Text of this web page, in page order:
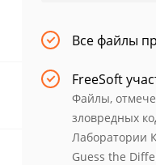
Все файлы
FreeSoft
Файлы,
зловредных
Лаборатории
Guess the